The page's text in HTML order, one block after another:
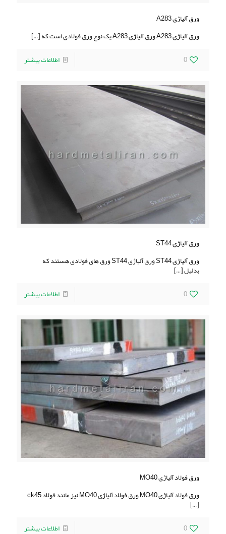
ورق آلیاژی A283
ورق آلیاژی A283 ورق آلیاژی A283 یک نوع ورق فولادی است که
[…]
0
اطلاعات بیشتر
ورق آلیاژی ST44
ورق آلیاژی ST44 ورق آلیاژی ST44 ورق های فولادی هستند که
بدلیل[…]
0
اطلاعات بیشتر
ورق فولاد آلیاژی MO40
ورق فولاد آلیاژی MO40 ورق فولاد آلیاژی MO40 نیز مانند فولاد ck45
[…]
0
اطلاعات بیشتر